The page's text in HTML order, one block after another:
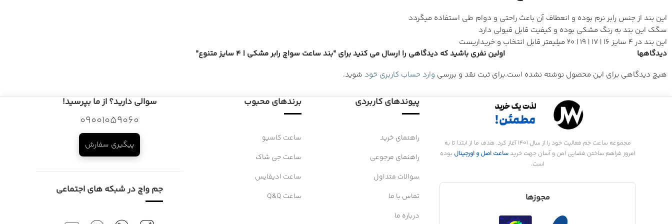
این بند از جنس رابر نرم بوده و انعطاف آن باعث راحتی و دوام طی استفاده میگردد
سگک این بند به رنگ مشکی بوده و کیفیت قابل قبولی دارد
این بند در 4 سایز 16 | 17 | 19 | 20 میلیمتر قابل انتخاب و خریداریست
دیدگاهها
هیچ دیدگاهی برای این محصول نوشته نشده است.
اولین نفری باشید که دیدگاهی را ارسال می کنید برای “بند ساعت سواچ رابر مشکی | 4 سایز متنوع”
برای ثبت نقد و بررسی وارد حساب کاربری خود شوید.
مجموعه ساعت جَم فعالیت خود را از سال 1401 آغاز کرد. هدف ما از ابتدا تا به
امروز فراهم ساختن فضایی امن و آسان جهت خرید ساعت اصل و اورجینال بوده
است.
مجوزها
پیوندهای کاربردی
راهنمای خرید
راهنمای مرجوعی
سوالات متداول
تماس با ما
درباره ما
برندهای محبوب
ساعت کاسیو
ساعت جی شاک
ساعت ادیفایس
ساعت Q&Q
سوالی دارید؟ از ما بپرسید!
09001059060
پیگیری سفارش
جم واچ در شبکه های اجتماعی